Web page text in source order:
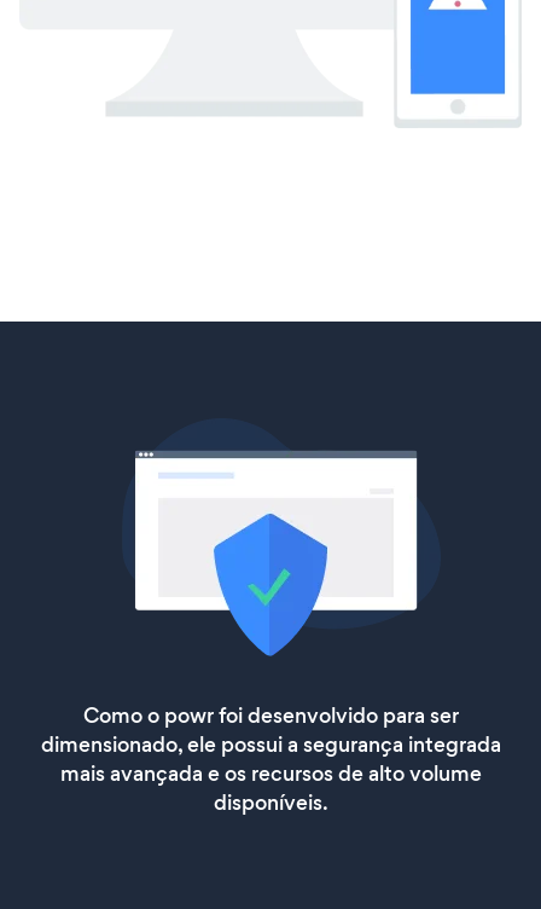
Como o powr foi desenvolvido para ser
dimensionado, ele possui a segurança integrada
mais avançada e os recursos de alto volume
disponíveis.